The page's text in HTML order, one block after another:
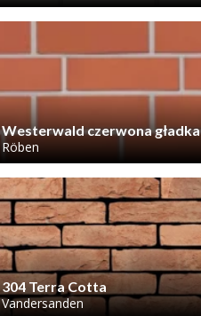
Westerwald czerwona gładka
Röben
304 Terra Cotta
Vandersanden